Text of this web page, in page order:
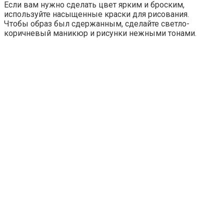
Если вам нужно сделать цвет ярким и броским,
используйте насыщенные краски для рисования.
Чтобы образ был сдержанным, сделайте светло-
коричневый маникюр и рисунки нежными тонами.